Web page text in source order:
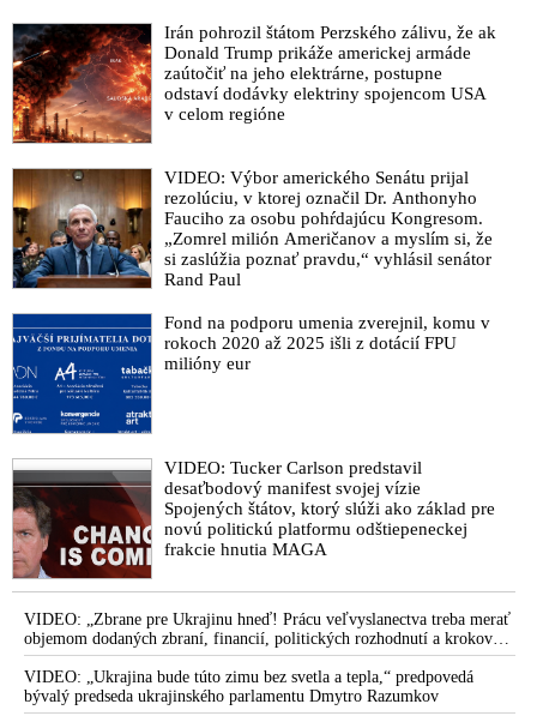
Irán pohrozil štátom Perzského zálivu, že ak
Donald Trump prikáže americkej armáde
zaútočiť na jeho elektrárne, postupne
odstaví dodávky elektriny spojencom USA
v celom regióne
VIDEO: Výbor amerického Senátu prijal
rezolúciu, v ktorej označil Dr. Anthonyho
Fauciho za osobu pohŕdajúcu Kongresom.
„Zomrel milión Američanov a myslím si, že
si zaslúžia poznať pravdu,“ vyhlásil senátor
Rand Paul
Fond na podporu umenia zverejnil, komu v
rokoch 2020 až 2025 išli z dotácií FPU
milióny eur
VIDEO: Tucker Carlson predstavil
desaťbodový manifest svojej vízie
Spojených štátov, ktorý slúži ako základ pre
novú politickú platformu odštiepeneckej
frakcie hnutia MAGA
VIDEO: „Zbrane pre Ukrajinu hneď! Prácu veľvyslanectva treba merať
objemom dodaných zbraní, financií, politických rozhodnutí a krokov
tlaku na nepriateľa,“ povedal Volodymyr Zelenskyj zhromaždeným
ukrajinským diplomatom v Kyjeve. Donald Trump mu potom odkázal,
že USA Ukrajine nedodajú protiraketové systémy Patriot
VIDEO: „Ukrajina bude túto zimu bez svetla a tepla,“ predpovedá
bývalý predseda ukrajinského parlamentu Dmytro Razumkov